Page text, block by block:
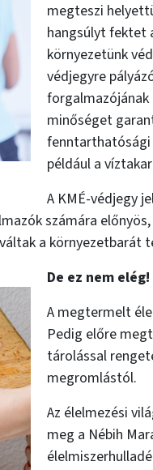
megteszi
hangsúlyt fektet
környezetünk
védjegyre
forgalmazójának
minőséget
fenntarthatósági
például a
A KMÉ-védjegy
számára
a környezetbarát
De ez nem elég!
A megtermelt
Pedig előre
tárolással
megromlástól.
Az élelmezési
meg a Nébih